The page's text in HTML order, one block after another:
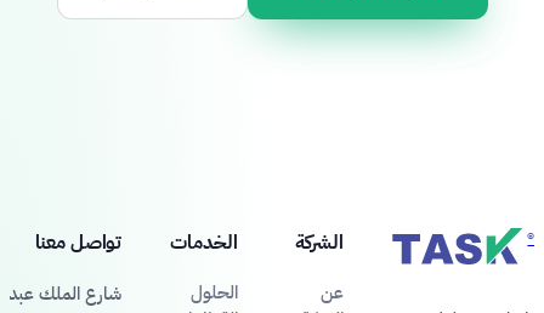
® الشركة
عن
الخدمات
الحلول
تواصل معنا
شارع الملك عبد